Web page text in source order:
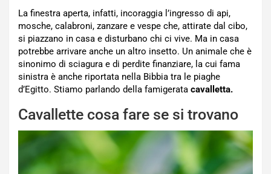
La finestra aperta, infatti, incoraggia l’ingresso di api,
mosche, calabroni, zanzare e vespe che, attirate dal cibo,
si piazzano in casa e disturbano chi ci vive. Ma in casa
potrebbe arrivare anche un altro insetto. Un animale che è
sinonimo di sciagura e di perdite finanziare, la cui fama
sinistra è anche riportata nella Bibbia tra le piaghe
d’Egitto. Stiamo parlando della famigerata cavalletta.
Cavallette cosa fare se si trovano